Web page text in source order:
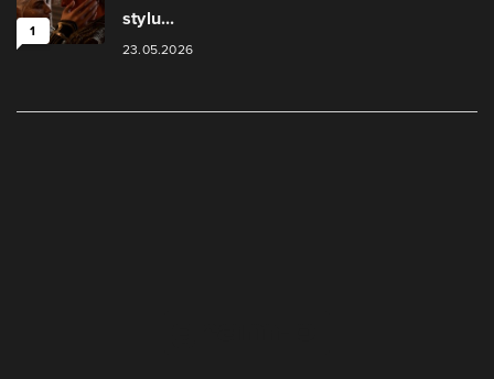
1
stylu...
23.05.2026